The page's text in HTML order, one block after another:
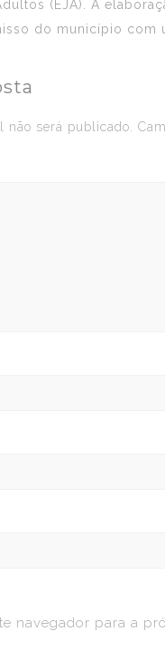
(EJA). A
do município com
não será publicado.
navegador para a